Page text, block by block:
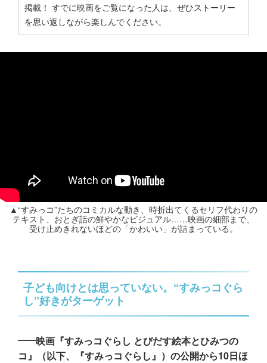
掲載！ すでに映画をご覧になった人は、ぜひストーリー
を思い返しながら楽しんでください。
▲“すみっコ”たちのコミカルな動き、時折出てくるセリフ代わりの
テキスト、おとぎ話の鮮やかなビジュアル……映画の細部まで、
受け止めきれないほどの「かわいい」が詰まっている。
子ども向けとは思っていない。“すみっコぐら
し”好きがターゲット
映画『すみっコぐらし とびだす絵本とひみつの
コ』（以下、『すみっコぐらし』）の公開から10日ほ